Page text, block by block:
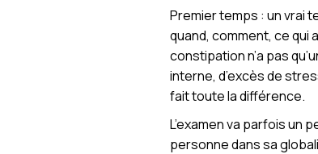
Premier temps : un vrai
quand, comment, ce qui
constipation n’a pas
interne, d’excès de
fait toute la différence.
L’examen va parfois un
personne dans sa